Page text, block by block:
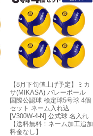
【8月下旬値上げ予定】ミカ
サ(MIKASA) バレーボール
国際公認球 検定球5号球 4個
セット ネーム入れ込
[V300W-4-N] 公式球 名入れ
【送料無料！ネーム加工追加
料金なし】